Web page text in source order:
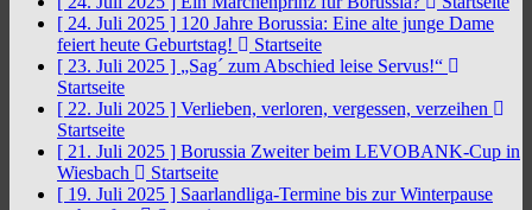
[ 24. Juli 2025 ] 120 Jahre Borussia: Eine alte junge Dame
feiert heute Geburtstag!
Startseite
[ 23. Juli 2025 ] „Sag´ zum Abschied leise Servus!“
Startseite
[ 22. Juli 2025 ] Verlieben, verloren, vergessen, verzeihen
Startseite
[ 21. Juli 2025 ] Borussia Zweiter beim LEVOBANK-Cup in
Wiesbach
Startseite
[ 19. Juli 2025 ] Saarlandliga-Termine bis zur Winterpause